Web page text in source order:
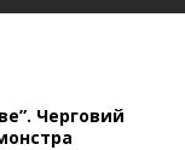
Черговий